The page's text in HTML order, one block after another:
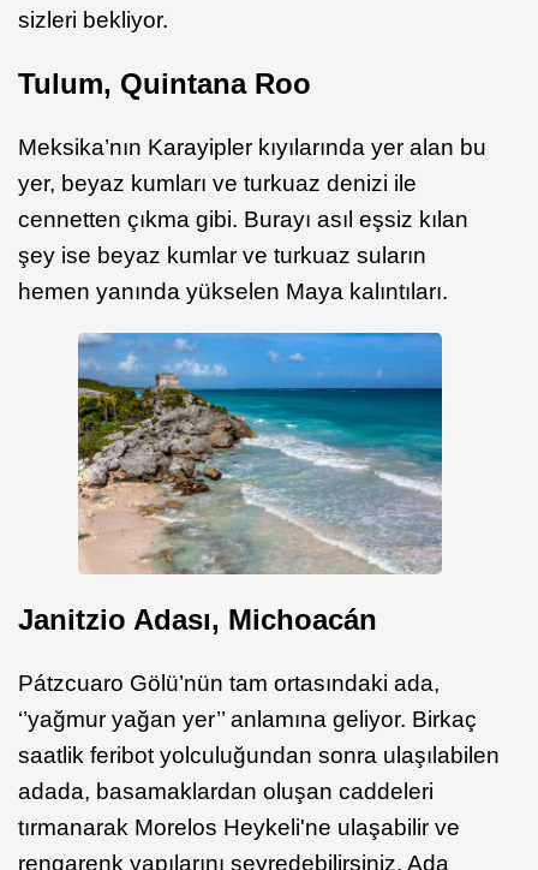
sizleri bekliyor.
Tulum, Quintana Roo
Meksika’nın Karayipler kıyılarında yer alan bu
yer, beyaz kumları ve turkuaz denizi ile
cennetten çıkma gibi. Burayı asıl eşsiz kılan
şey ise beyaz kumlar ve turkuaz suların
hemen yanında yükselen Maya kalıntıları.
Janitzio Adası, Michoacán
Pátzcuaro Gölü’nün tam ortasındaki ada,
‘’yağmur yağan yer’’ anlamına geliyor. Birkaç
saatlik feribot yolculuğundan sonra ulaşılabilen
adada, basamaklardan oluşan caddeleri
tırmanarak Morelos Heykeli'ne ulaşabilir ve
rengarenk yapılarını seyredebilirsiniz. Ada